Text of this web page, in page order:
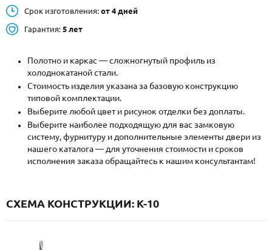
НАЙТИ:
+7 (495) 411-44-41
INFO@META-M.RU
ЗАПРОСИТЬ РАСЧЕТ
Каталог Распродажа Как купить
Записаться на замер
Срок изготовления: от 4 дней
Гарантия: 5 лет
Полотно и каркас — сложногнутый профиль из
холоднокатаной стали.
Стоимость изделия указана за базовую конструкцию
типовой комплектации.
Выберите любой цвет и рисунок отделки без доплаты.
Выберите наиболее подходящую для вас замковую
систему, фурнитуру и дополнительные элементы двери из
нашего каталога — для уточнения стоимости и сроков
исполнения заказа обращайтесь к нашим консультантам!
СХЕМА КОНСТРУКЦИИ: K-10